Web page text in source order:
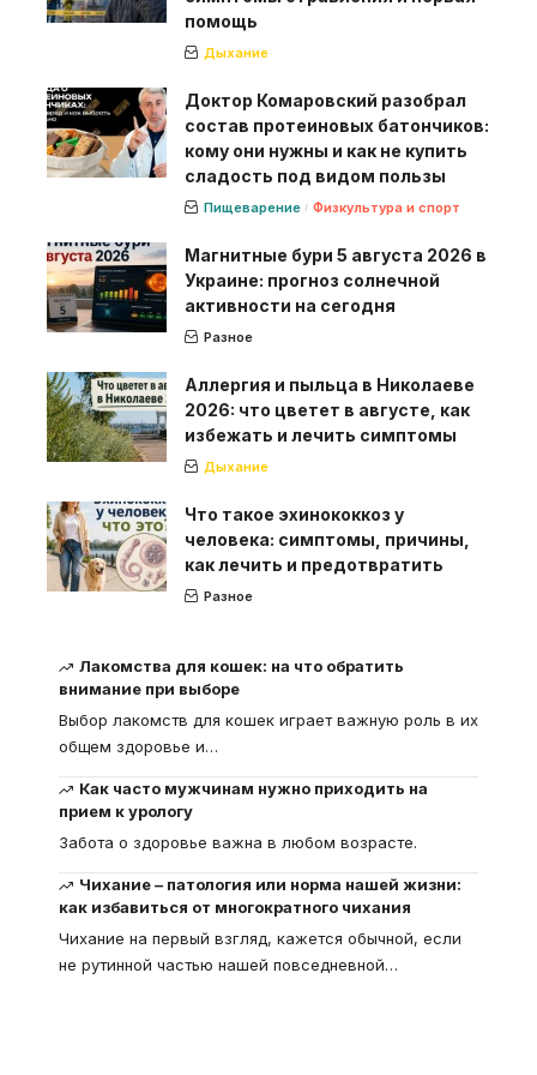
помощь
Дыхание
Доктор Комаровский разобрал
состав протеиновых батончиков:
кому они нужны и как не купить
сладость под видом пользы
Пищеварение Физкультура и спорт
Магнитные бури 5 августа 2026 в
Украине: прогноз солнечной
активности на сегодня
Разное
Аллергия и пыльца в Николаеве
2026: что цветет в августе, как
избежать и лечить симптомы
Дыхание
Что такое эхинококкоз у
человека: симптомы, причины,
как лечить и предотвратить
Разное
Лакомства для кошек: на что обратить
внимание при выборе
Выбор лакомств для кошек играет важную роль в их
общем здоровье и…
Как часто мужчинам нужно приходить на
прием к урологу
Забота о здоровье важна в любом возрасте.
Чихание – патология или норма нашей жизни:
как избавиться от многократного чихания
Чихание на первый взгляд, кажется обычной, если
не рутинной частью нашей повседневной…